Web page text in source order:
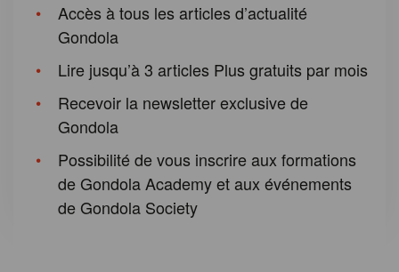
Accès à tous les articles d’actualité
Gondola
Lire jusqu’à 3 articles Plus gratuits par mois
Recevoir la newsletter exclusive de
Gondola
Possibilité de vous inscrire aux formations
de Gondola Academy et aux événements
de Gondola Society